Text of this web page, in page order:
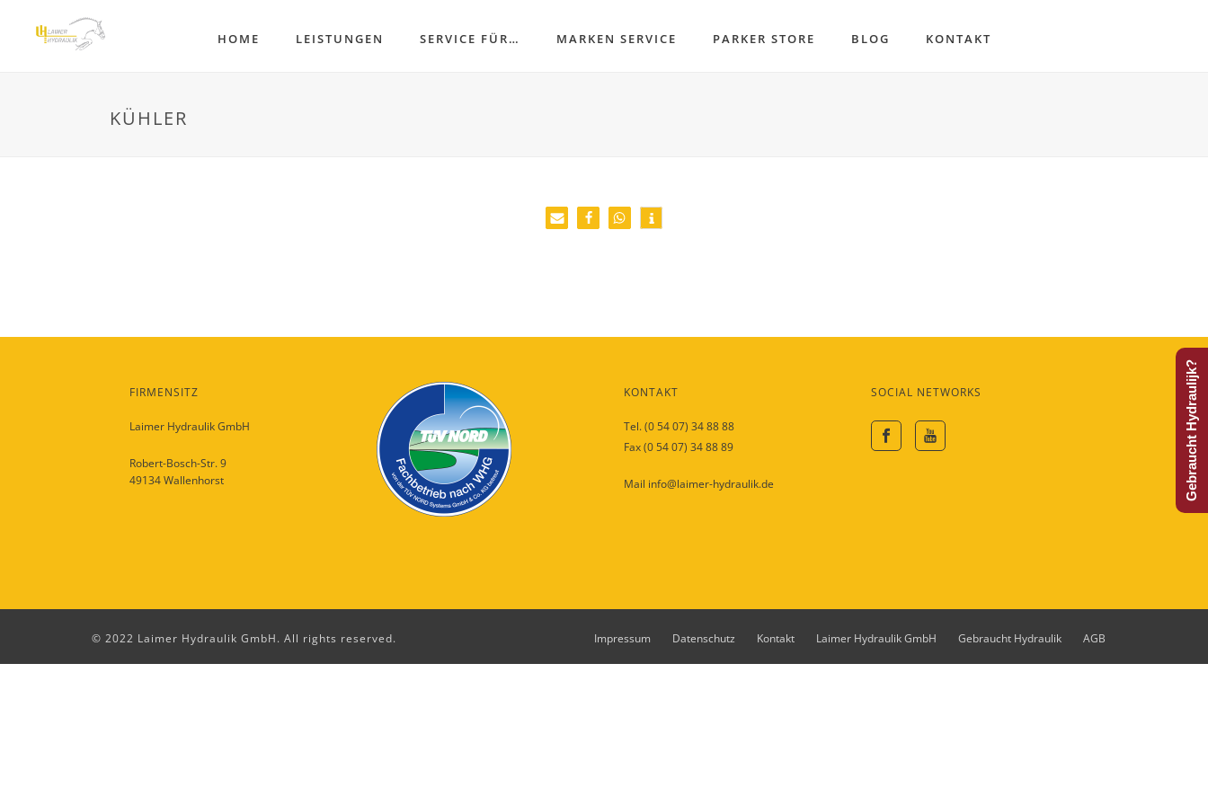
HOME LEISTUNGEN SERVICE FÜR… MARKEN SERVICE PARKER STORE BLOG KONTAKT
KÜHLER
FIRMENSITZ
Laimer Hydraulik GmbH
Robert-Bosch-Str. 9
49134 Wallenhorst
KONTAKT
Tel. (0 54 07) 34 88 88
Fax (0 54 07) 34 88 89
Mail info@laimer-hydraulik.de
SOCIAL NETWORKS
© 2022 Laimer Hydraulik GmbH. All rights reserved. Impressum Datenschutz Kontakt Laimer Hydraulik GmbH Gebraucht Hydraulik AGB
Gebraucht Hydraulijk?